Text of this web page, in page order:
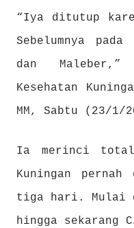
“Iya ditutup
Sebelumnya
dan
Kesehatan
MM, Sabtu (23/1/
Ia merinci total
Kuningan
tiga hari. Mulai
hingga sekarang